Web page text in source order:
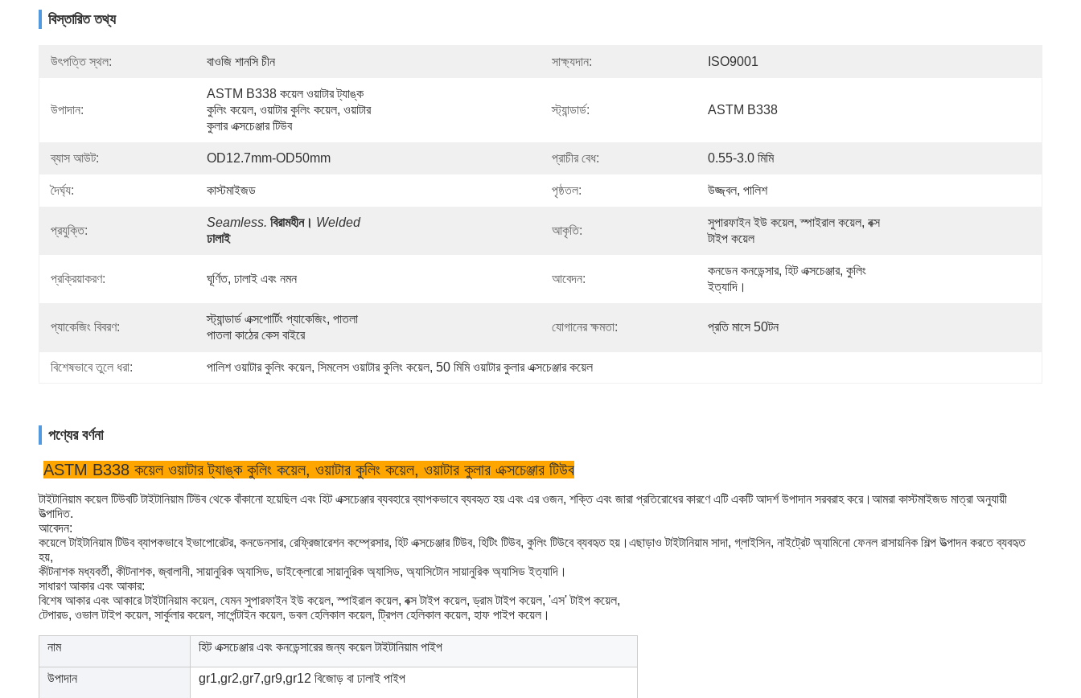
বিস্তারিত তথ্য
উৎপত্তি স্থল: বাওজি শানসি চীন সাক্ষ্যদান: ISO9001
উপাদান:
ASTM B338 কয়েল ওয়াটার ট্যাঙ্ক
কুলিং কয়েল, ওয়াটার কুলিং কয়েল, ওয়াটার
কুলার এক্সচেঞ্জার টিউব
স্ট্যান্ডার্ড: ASTM B338
ব্যাস আউট: OD12.7mm-OD50mm প্রাচীর বেধ: 0.55-3.0 মিমি
দৈর্ঘ্য: কাস্টমাইজড পৃষ্ঠতল: উজ্জ্বল, পালিশ
প্রযুক্তি:
Seamless. বিরামহীন। Welded
ঢালাই
আকৃতি:
সুপারফাইন ইউ কয়েল, স্পাইরাল কয়েল, বক্স
টাইপ কয়েল
প্রক্রিয়াকরণ: ঘূর্ণিত, ঢালাই এবং নমন আবেদন:
কনডেন কনডেন্সার, হিট এক্সচেঞ্জার, কুলিং
ইত্যাদি।
প্যাকেজিং বিবরণ:
স্ট্যান্ডার্ড এক্সপোর্টিং প্যাকেজিং, পাতলা
পাতলা কাঠের কেস বাইরে
যোগানের ক্ষমতা: প্রতি মাসে 50টন
বিশেষভাবে তুলে ধরা: পালিশ ওয়াটার কুলিং কয়েল, সিমলেস ওয়াটার কুলিং কয়েল, 50 মিমি ওয়াটার কুলার এক্সচেঞ্জার কয়েল
পণ্যের বর্ণনা
ASTM B338 কয়েল ওয়াটার ট্যাঙ্ক কুলিং কয়েল, ওয়াটার কুলিং কয়েল, ওয়াটার কুলার এক্সচেঞ্জার টিউব
টাইটানিয়াম কয়েল টিউবটি টাইটানিয়াম টিউব থেকে বাঁকানো হয়েছিল এবং হিট এক্সচেঞ্জার ব্যবহারে ব্যাপকভাবে ব্যবহৃত হয় এবং এর ওজন, শক্তি এবং জারা প্রতিরোধের কারণে এটি একটি আদর্শ উপাদান সরবরাহ করে।আমরা কাস্টমাইজড মাত্রা অনুযায়ী
উত্পাদিত.
আবেদন:
কয়েলে টাইটানিয়াম টিউব ব্যাপকভাবে ইভাপোরেটর, কনডেনসার, রেফ্রিজারেশন কম্প্রেসার, হিট এক্সচেঞ্জার টিউব, হিটিং টিউব, কুলিং টিউবে ব্যবহৃত হয়।এছাড়াও টাইটানিয়াম সাদা, গ্লাইসিন, নাইট্রেট অ্যামিনো ফেনল রাসায়নিক শিল্প উত্পাদন করতে ব্যবহৃত
হয়,
কীটনাশক মধ্যবর্তী, কীটনাশক, জ্বালানী, সায়ানুরিক অ্যাসিড, ডাইক্লোরো সায়ানুরিক অ্যাসিড, অ্যাসিটোন সায়ানুরিক অ্যাসিড ইত্যাদি।
সাধারণ আকার এবং আকার:
বিশেষ আকার এবং আকারে টাইটানিয়াম কয়েল, যেমন সুপারফাইন ইউ কয়েল, স্পাইরাল কয়েল, বক্স টাইপ কয়েল, ড্রাম টাইপ কয়েল, 'এস' টাইপ কয়েল,
টেপারড, ওভাল টাইপ কয়েল, সার্কুলার কয়েল, সার্পেন্টাইন কয়েল, ডবল হেলিকাল কয়েল, ট্রিপল হেলিকাল কয়েল, হাফ পাইপ কয়েল।
নাম হিট এক্সচেঞ্জার এবং কনডেন্সারের জন্য কয়েল টাইটানিয়াম পাইপ
উপাদান gr1,gr2,gr7,gr9,gr12 বিজোড় বা ঢালাই পাইপ